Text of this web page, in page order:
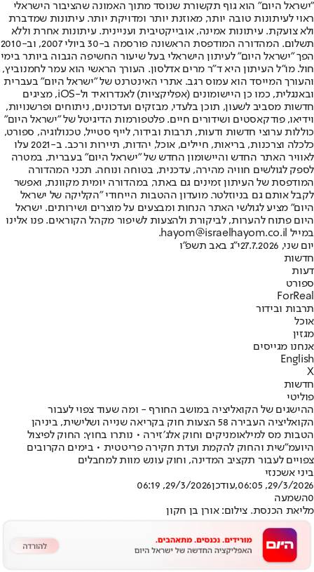
"ישראל היום" הוא גוף תקשורת שנוסד מתוך האמונה שהציבור הישראלי
ראוי לעיתונות טובה יותר, מאוזנת יותר ומדויקת יותר. עיתונות שמדברת
ולא צועקת. עיתונות אמינה, אובייקטיבית ועניינית. עיתונות אחרת וללא
תשלום. המהדורה המודפסת הראשונה פורסמה ב-30 ביולי 2007, וב-2010
הפך "ישראל היום" לעיתון הישראלי בעל שיעור החשיפה הגבוה ביותר בימי
חול. מו"ל העיתון היא ד"ר מרים אדלסון. העורך הראשי הוא עמר לחמנוביץ,
והעורך המייסד הוא עמוס רגב. אתרי האינטרנט של "ישראל היום" בעברית
ובאנגלית, כמו כן היישומונים (אפליקציות) לאנדרואיד ול-iOS, מציגים
חדשות מסביב לשעון, תוכן בלעדי, מבזקים ועדכונים, ניתוחים ופרשנויות,
וידיאו, פודקאסטים ושידורים חיים. פלטפורמות הדיגיטל של "ישראל היום"
כוללות ערוצי חדשות ודעות, תרבות ובידור, לייף סטייל, טכנולוגיה, ספורט,
כלכלה וצרכנות, בריאות, חיילים, אוכל, יהדות, תיירות ורכב. ב-2021 עלו
לאוויר האתר החדש והיישומון החדש של "ישראל היום" בעברית, במטרה
לספק לגולשים חוויה מהירה, עדכנית, בטוחה ונוחה. תכני המהדורה
המודפסת של העיתון זמינים גם באתר, במהדורה יומית מקוונת, ואפשר
לקבל אותם גם בניוזלטר. מועדון ההטבות הייחודי "הקליקה של ישראל
היום" מציע לגולשי האתר הנחות ומבצעים על מוצרים ושירותים. ישראל
היום פתוח להערות, לביקורת ולהצעות לשיפור מקהל הקוראים. פנו אלינו
במייל hayom@israelhayom.co.il.
יום שני, 27.7.2026
י"ג באב תשפ"ו
חדשות
דעות
ספורט
ForReal
תרבות ובידור
אוכל
מגזין
אנחנו מגייסים
English
X
חדשות
פוליטי
ההישגים של הקואליציה במושב החורף - ומה שעוד צפוי לעבור
הקואליציה העבירה 58 הצעות חוק בקריאה שנייה ושלישית, ביניהן
הטבות מס למילאומניקים וחוק אלג׳זירה • נותרו בחוץ: החוק לפיצול
היועמ"שית והחוק להקמת ועדת חקירה פריטטית • בימים הקרובים
צפויים לעבור תקציב המדינה, וחוק עונש מוות למחבלים
ביני אשכנזי
29/3/2026, 06:05
,עודכן29/3/2026, 06:19
0השמעה
מליאת הכנסת. צילום: אורן בן חקון